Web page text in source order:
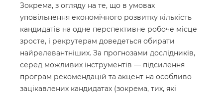
Зокрема, з огляду на те, що в умовах
уповільнення економічного розвитку кількість
кандидатів на одне перспективне робоче місце
зросте, і рекрутерам доведеться обирати
найрелевантніших. За прогнозами дослідників,
серед можливих інструментів — підсилення
програм рекомендацій та акцент на особливо
зацікавлених кандидатах (зокрема, тих, які